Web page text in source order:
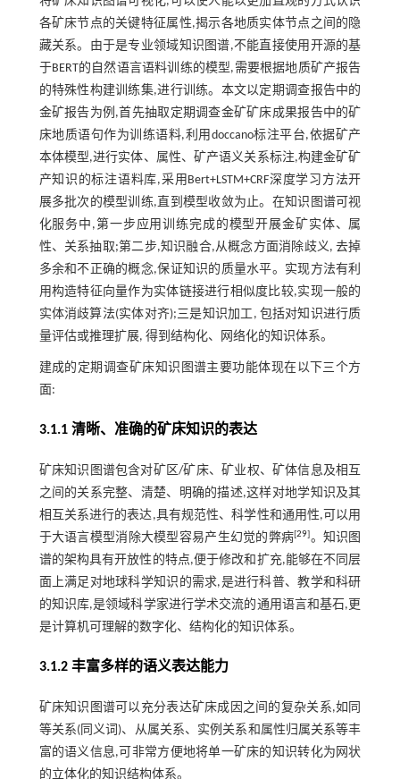
各矿床节点的关键特征属性,揭示各地质实体节点之间的隐
藏关系。由于是专业领域知识图谱,不能直接使用开源的基
于BERT的自然语言语料训练的模型,需要根据地质矿产报告
的特殊性构建训练集,进行训练。本文以定期调查报告中的
金矿报告为例,首先抽取定期调查金矿矿床成果报告中的矿
床地质语句作为训练语料,利用doccano标注平台,依据矿产
本体模型,进行实体、属性、矿产语义关系标注,构建金矿矿
产知识的标注语料库,采用Bert+LSTM+CRF深度学习方法开
展多批次的模型训练,直到模型收敛为止。在知识图谱可视
化服务中,第一步应用训练完成的模型开展金矿实体、属
性、关系抽取;第二步,知识融合,从概念方面消除歧义, 去掉
多余和不正确的概念,保证知识的质量水平。实现方法有利
用构造特征向量作为实体链接进行相似度比较,实现一般的
实体消歧算法(实体对齐);三是知识加工, 包括对知识进行质
量评估或推理扩展, 得到结构化、网络化的知识体系。
建成的定期调查矿床知识图谱主要功能体现在以下三个方
面:
3.1.1 清晰、准确的矿床知识的表达
矿床知识图谱包含对矿区/矿床、矿业权、矿体信息及相互
之间的关系完整、清楚、明确的描述,这样对地学知识及其
相互关系进行的表达,具有规范性、科学性和通用性,可以用
于大语言模型消除大模型容易产生幻觉的弊病[29]。知识图
谱的架构具有开放性的特点,便于修改和扩充,能够在不同层
面上满足对地球科学知识的需求,是进行科普、教学和科研
的知识库,是领域科学家进行学术交流的通用语言和基石,更
是计算机可理解的数字化、结构化的知识体系。
3.1.2 丰富多样的语义表达能力
矿床知识图谱可以充分表达矿床成因之间的复杂关系,如同
等关系(同义词)、从属关系、实例关系和属性归属关系等丰
富的语义信息,可非常方便地将单一矿床的知识转化为网状
的立体化的知识结构体系。